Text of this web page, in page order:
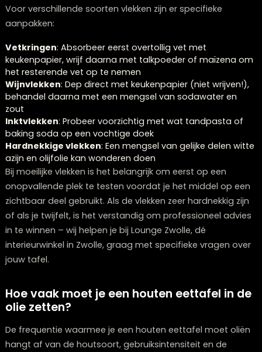
houten tafel?
Vlekken en kringen op een houten tafel verwijder je
specifieke methodes afhankelijk van het type vlek.
waterkringen (witte kringen) is een mengsel van
zout vaak effectief: maak een pasta, wrijf deze
de richting van de houtnerf en veeg na.
Voor verschillende soorten vlekken zijn er specifieke
aanpakken:
Vetkringen: Absorbeer eerst overtollig vet met
keukenpapier, wrijf daarna met talkpoeder of
het resterende vet op te nemen
Wijnvlekken
: Dep direct met keukenpapier (niet
behandel daarna met een mengsel van sodawater
Inktvlekken: Probeer voorzichtig met wat tandpasta
baking soda op een vochtige doek
azijn en olijfolie kan wonderen doen